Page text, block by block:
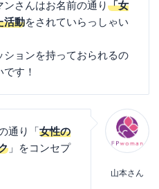
ャッシュレス決済サービ
いを！
ンさんはお名前の通り「女
活動をされていらっしゃい
ションを持っておられるの
す！
通り「女性の
」をコンセプ
山本さん